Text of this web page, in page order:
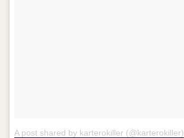
A post shared by karterokiller (@karterokiller)